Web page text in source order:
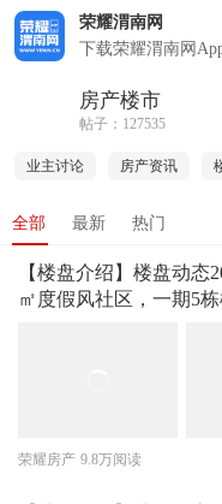
荣耀渭南网
下载荣耀渭南网
房产楼市
帖子：127535
业主讨论 房产资讯
全部 最新 热门
【楼盘介绍】楼盘动态
㎡度假风社区，一期5
荣耀房产 9.8万阅读